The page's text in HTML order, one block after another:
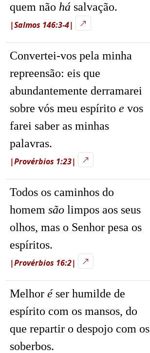
quem não há salvação.
|Salmos 146:3-4|
Convertei-vos pela minha
repreensão: eis que
abundantemente derramarei
sobre vós meu espírito e vos
farei saber as minhas
palavras.
|Provérbios 1:23|
Todos os caminhos do
homem são limpos aos seus
olhos, mas o Senhor pesa os
espíritos.
|Provérbios 16:2|
Melhor éser humilde de
espírito com os mansos, do
que repartir o despojo com os
soberbos.